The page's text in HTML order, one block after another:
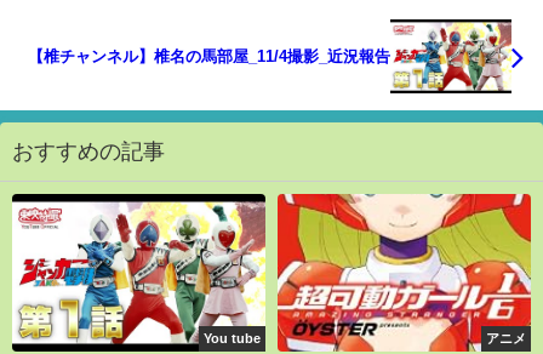
【椎チャンネル】椎名の馬部屋_11/4撮影_近況報告
おすすめの記事
You tube アニメ